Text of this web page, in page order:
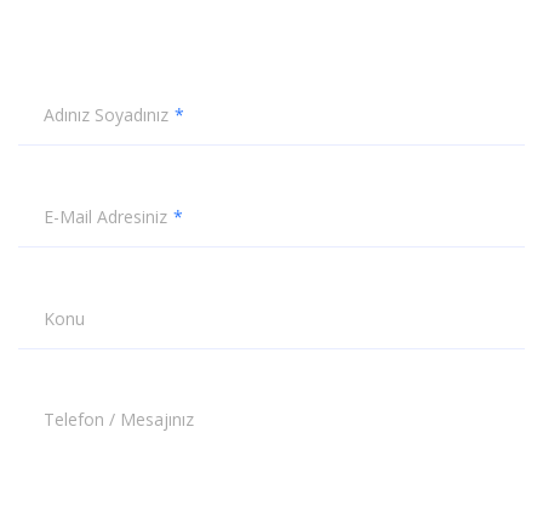
Adınız Soyadınız
E-Mail Adresiniz
Konu
Telefon / Mesajınız